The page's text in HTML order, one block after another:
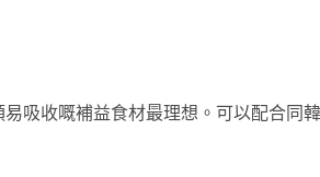
吸收嘅補益食材最理想。可以配合同